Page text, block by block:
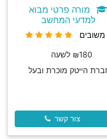
מורה פרטי מבוא
למדעי המחשב
₪180 לשעה
הייטק מוכרת ובעל
צור קשר